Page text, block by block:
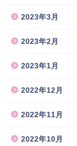
2023年3月
2023年2月
2023年1月
2022年12月
2022年11月
2022年10月